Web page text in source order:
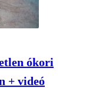
ókori
+ videó